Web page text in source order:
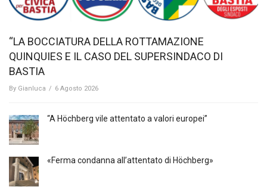
“LA BOCCIATURA DELLA ROTTAMAZIONE
QUINQUIES E IL CASO DEL SUPERSINDACO DI
BASTIA
By Gianluca / 6 Agosto 2026
“A Höchberg vile attentato a valori europei”
«Ferma condanna all’attentato di Höchberg»